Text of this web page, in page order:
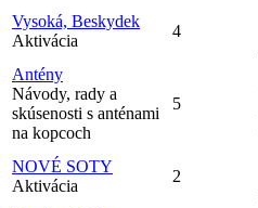
Vysoká, Beskydek
Aktivácia
4
Antény
Návody, rady a
skúsenosti s anténami
na kopcoch
5
NOVÉ SOTY
Aktivácia
2